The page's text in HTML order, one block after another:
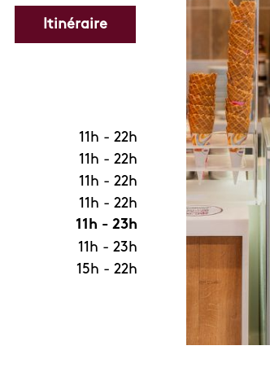
Itinéraire
11h - 22h
11h - 22h
11h - 22h
11h - 22h
11h - 23h
11h - 23h
15h - 22h